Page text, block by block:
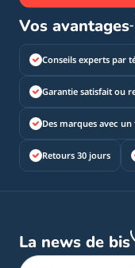
Vos avantages
Conseils experts par
Garantie satisfait ou
Des marques avec
Retours 30 jours
La news de bis